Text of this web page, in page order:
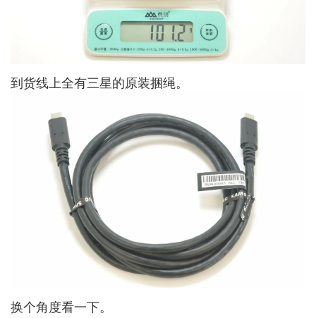
到货线上全有三星的原装捆绳。
换个角度看一下。